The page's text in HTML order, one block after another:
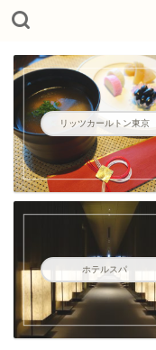
リッツカールトン東京
ホテルスパ